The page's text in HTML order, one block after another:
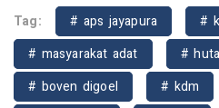
Tag: # aps jayapura
#
# masyarakat adat
#
# boven digoel
# kdm